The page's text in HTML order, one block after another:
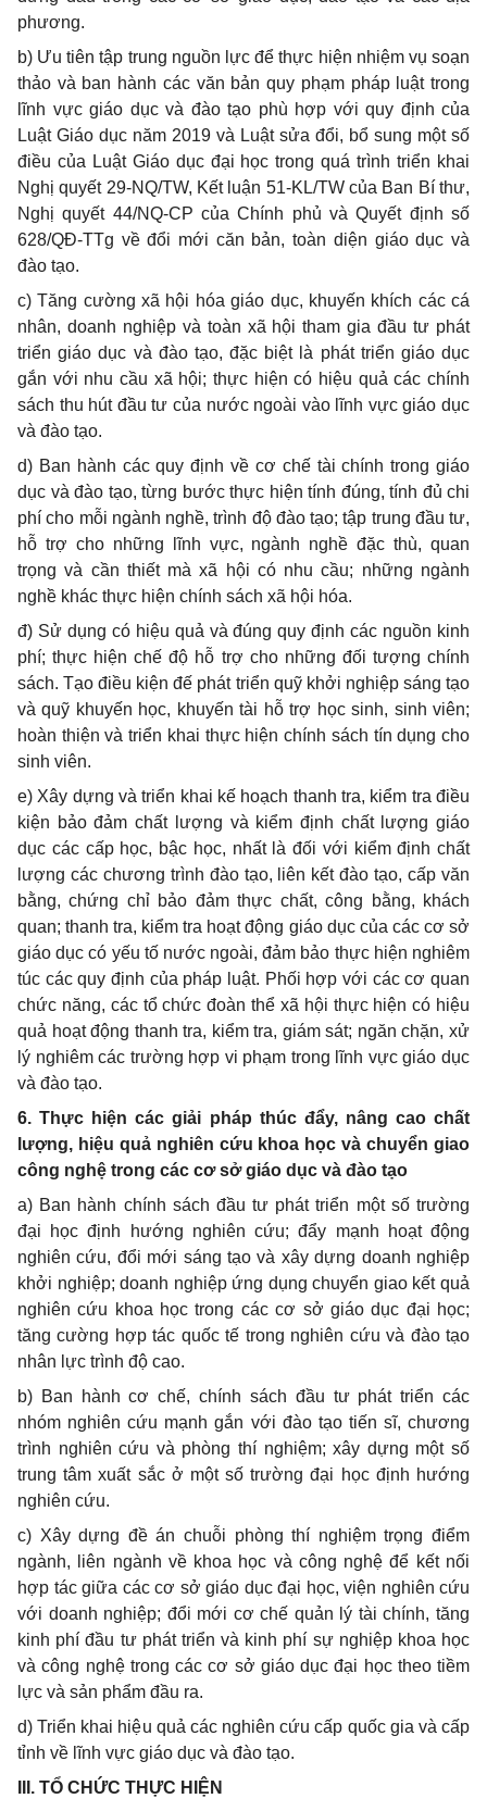
phương.
b) Ưu tiên tập trung nguồn lực để thực hiện nhiệm vụ soạn
thảo và ban hành các văn bản quy phạm pháp luật trong
lĩnh vực giáo dục và đào tạo phù hợp với quy định của
Luật Giáo dục năm 2019 và Luật sửa đổi, bổ sung một số
điều của Luật Giáo dục đại học trong quá trình triển khai
Nghị quyết 29-NQ/TW, Kết luận 51-KL/TW của Ban Bí thư,
Nghị quyết 44/NQ-CP của Chính phủ và Quyết định số
628/QĐ-TTg về đổi mới căn bản, toàn diện giáo dục và
đào tạo.
c) Tăng cường xã hội hóa giáo dục, khuyến khích các cá
nhân, doanh nghiệp và toàn xã hội tham gia đầu tư phát
triển giáo dục và đào tạo, đặc biệt là phát triển giáo dục
gắn với nhu cầu xã hội; thực hiện có hiệu quả các chính
sách thu hút đầu tư của nước ngoài vào lĩnh vực giáo dục
và đào tạo.
d) Ban hành các quy định về cơ chế tài chính trong giáo
dục và đào tạo, từng bước thực hiện tính đúng, tính đủ chi
phí cho mỗi ngành nghề, trình độ đào tạo; tập trung đầu tư,
hỗ trợ cho những lĩnh vực, ngành nghề đặc thù, quan
trọng và cần thiết mà xã hội có nhu cầu; những ngành
nghề khác thực hiện chính sách xã hội hóa.
đ) Sử dụng có hiệu quả và đúng quy định các nguồn kinh
phí; thực hiện chế độ hỗ trợ cho những đối tượng chính
sách. Tạo điều kiện đế phát triển quỹ khởi nghiệp sáng tạo
và quỹ khuyến học, khuyến tài hỗ trợ học sinh, sinh viên;
hoàn thiện và triển khai thực hiện chính sách tín dụng cho
sinh viên.
e) Xây dựng và triển khai kế hoạch thanh tra, kiểm tra điều
kiện bảo đảm chất lượng và kiểm định chất lượng giáo
dục các cấp học, bậc học, nhất là đối với kiểm định chất
lượng các chương trình đào tạo, liên kết đào tạo, cấp văn
bằng, chứng chỉ bảo đảm thực chất, công bằng, khách
quan; thanh tra, kiểm tra hoạt động giáo dục của các cơ sở
giáo dục có yếu tố nước ngoài, đảm bảo thực hiện nghiêm
túc các quy định của pháp luật. Phối hợp với các cơ quan
chức năng, các tổ chức đoàn thể xã hội thực hiện có hiệu
quả hoạt động thanh tra, kiểm tra, giám sát; ngăn chặn, xử
lý nghiêm các trường hợp vi phạm trong lĩnh vực giáo dục
và đào tạo.
6. Thực hiện các giải pháp thúc đẩy, nâng cao chất
lượng, hiệu quả nghiên cứu khoa học và chuyển giao
công nghệ trong các cơsở giáo dục và đào tạo
a) Ban hành chính sách đầu tư phát triển một số trường
đại học định hướng nghiên cứu; đẩy mạnh hoạt động
nghiên cứu, đổi mới sáng tạo và xây dựng doanh nghiệp
khởi nghiệp; doanh nghiệp ứng dụng chuyển giao kết quả
nghiên cứu khoa học trong các cơ sở giáo dục đại học;
tăng cường hợp tác quốc tế trong nghiên cứu và đào tạo
nhân lực trình độ cao.
b) Ban hành cơ chế, chính sách đầu tư phát triển các
nhóm nghiên cứu mạnh gắn với đào tạo tiến sĩ, chương
trình nghiên cứu và phòng thí nghiệm; xây dựng một số
trung tâm xuất sắc ở một số trường đại học định hướng
nghiên cứu.
c) Xây dựng đề án chuỗi phòng thí nghiệm trọng điểm
ngành, liên ngành về khoa học và công nghệ để kết nối
hợp tác giữa các cơ sở giáo dục đại học, viện nghiên cứu
với doanh nghiệp; đổi mới cơ chế quản lý tài chính, tăng
kinh phí đầu tư phát triển và kinh phí sự nghiệp khoa học
và công nghệ trong các cơ sở giáo dục đại học theo tiềm
lực và sản phẩm đầu ra.
d) Triển khai hiệu quả các nghiên cứu cấp quốc gia và cấp
tỉnh về lĩnh vực giáo dục và đào tạo.
III. TỔ CHỨC THỰC HIỆN